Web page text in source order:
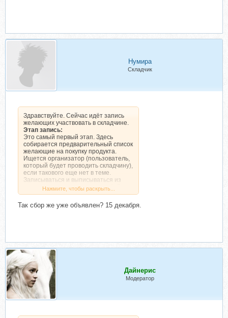
Нумира
Складчик
Здравствуйте. Сейчас идёт запись
желающих участвовать в складчине.
Этап запись:
Это самый первый этап. Здесь
собирается предварительный список
желающие на покупку продукта.
Ищется организатор (пользователь,
который будет проводить складчину),
если такового еще нет в теме.
Записываться и выписываться из
списка желающих можно в любой
момент. Платить на этом этапе
ничего не нужно, т.к. взнос еще не
сформирован. Переходом на
можно узнать здесь:
Скрытый текст. Доступен только
зарегистрированным
пользователям.
Нажмите, чтобы раскрыть...
Так сбор же уже объявлен? 15 декабря.
Дайнерис
Модератор